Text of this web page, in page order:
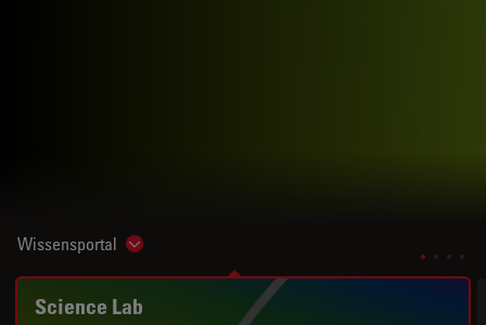
Wissensportal Show subnavigation
Science Lab